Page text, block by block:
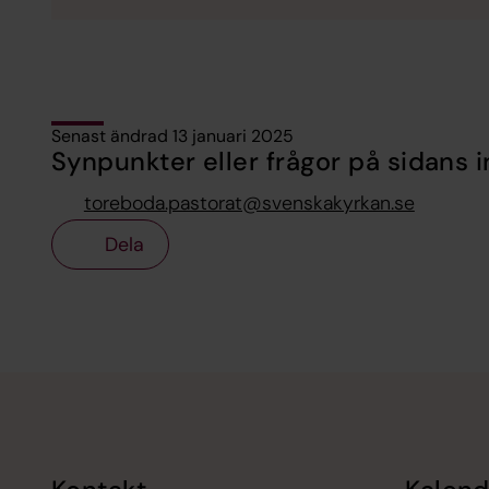
Senast ändrad 13 januari 2025
Synpunkter eller frågor på sidans
toreboda.pastorat@svenskakyrkan.se
Dela